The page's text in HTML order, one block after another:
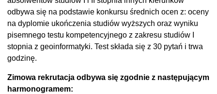
odbywa się na podstawie konkursu średnich ocen z: oceny
na dyplomie ukończenia studiów wyższych oraz wyniku
pisemnego testu kompetencyjnego z zakresu studiów I
stopnia z geoinformatyki. Test składa się z 30 pytań i trwa
godzinę.
Zimowa rekrutacja odbywa się zgodnie z następującym
harmonogramem: